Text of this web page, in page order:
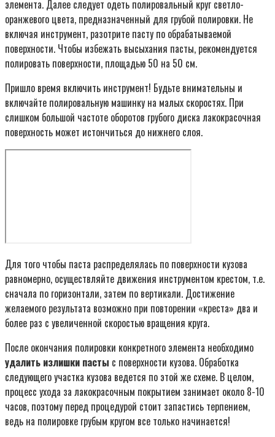
элемента. Далее следует одеть полировальный круг светло-
оранжевого цвета, предназначенный для грубой полировки. Не
включая инструмент, разотрите пасту по обрабатываемой
поверхности. Чтобы избежать высыхания пасты, рекомендуется
полировать поверхности, площадью 50 на 50 см.
Пришло время включить инструмент! Будьте внимательны и
включайте полировальную машинку на малых скоростях. При
слишком большой частоте оборотов грубого диска лакокрасочная
поверхность может истончиться до нижнего слоя.
Для того чтобы паста распределялась по поверхности кузова
равномерно, осуществляйте движения инструментом крестом, т.е.
сначала по горизонтали, затем по вертикали. Достижение
желаемого результата возможно при повторении «креста» два и
более раз с увеличенной скоростью вращения круга.
После окончания полировки конкретного элемента необходимо
удалить излишки пасты с поверхности кузова. Обработка
следующего участка кузова ведется по этой же схеме. В целом,
процесс ухода за лакокрасочным покрытием занимает около 8-10
часов, поэтому перед процедурой стоит запастись терпением,
ведь на полировке грубым кругом все только начинается!